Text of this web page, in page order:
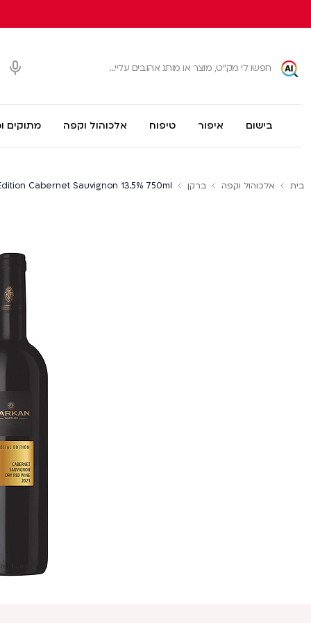
בישום איפור טיפוח אלכוהול וקפה מתוקים
בית אלכוהול וקפה ברקן Cabernet Sauvignon 13.5% 750ml